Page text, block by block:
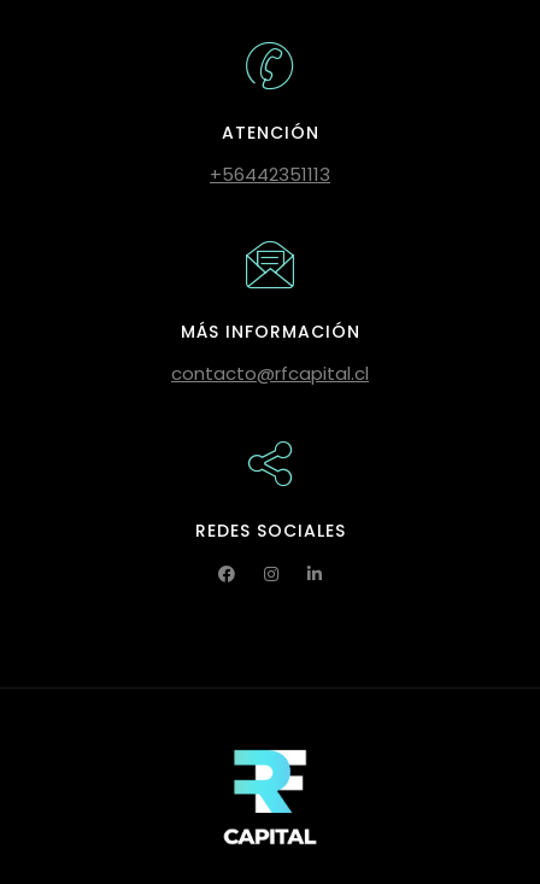
ATENCIÓN
+56442351113
MÁS INFORMACIÓN
contacto@rfcapital.cl
REDES SOCIALES